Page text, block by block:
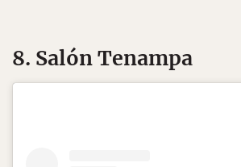
8. Salón Tenampa